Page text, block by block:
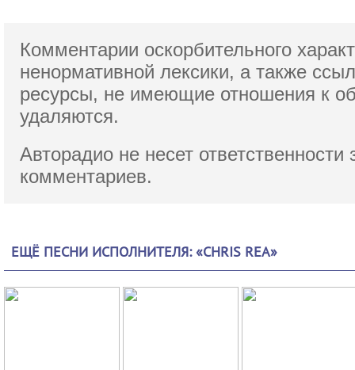
Комментарии оскорбительного
ненормативной лексики, а также
ресурсы, не имеющие отношения к
удаляются.
Авторадио не несет ответственности
комментариев.
ЕЩЁ ПЕСНИ ИСПОЛНИТЕЛЯ: «CHRIS REA»